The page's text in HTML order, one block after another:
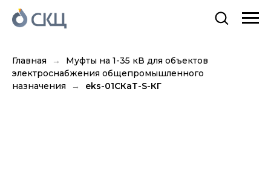
Главная
Муфты на 1-35 кВ для объектов
электроснабжения общепромышленного
назначения
eks-01СКаТ-S-КГ